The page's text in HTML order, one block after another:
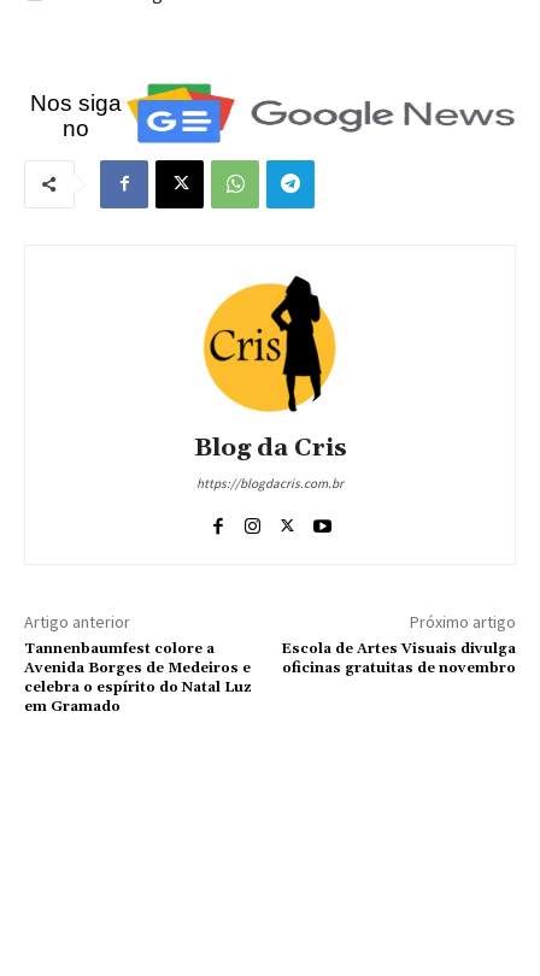
Nos siga
no
Blog da Cris
https://blogdacris.com.br
Artigo anterior
Tannenbaumfest colore a
Avenida Borges de Medeiros e
celebra o espírito do Natal Luz
em Gramado
Próximo artigo
Escola de Artes Visuais divulga
oficinas gratuitas de novembro